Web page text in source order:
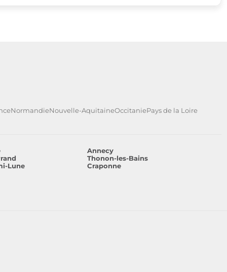
NormandieNouvelle-AquitaineOccitaniePays de la Loire
Annecy
Thonon-les-Bains
Lune
Craponne